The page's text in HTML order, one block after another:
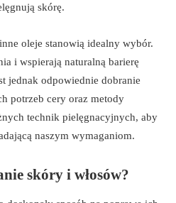
skórę.
oleje stanowią idealny wybór.
i wspierają naturalną barierę
jednak odpowiednie dobranie
potrzeb cery oraz metody
technik pielęgnacyjnych, aby
naszym wymaganiom.
skóry i włosów?